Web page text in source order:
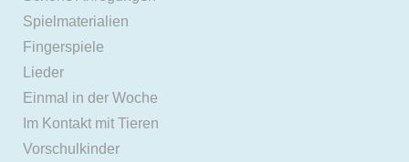
Spielmaterialien
Fingerspiele
Lieder
Einmal in der Woche
Im Kontakt mit Tieren
Vorschulkinder